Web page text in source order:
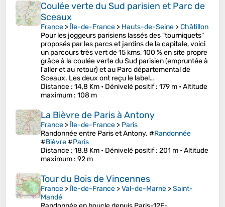
Coulée verte du Sud parisien et Parc de
Sceaux
France >Île-de-France > Hauts-de-Seine >Châtillon
Pour les joggeurs parisiens lassés des "tourniquets"
proposés par les parcs et jardins de la capitale, voici
un parcours très vert de 15 kms, 100 % en site propre
grâce à la coulée verte du Sud parisien (empruntée à
l'aller et au retour) et au Parc départemental de
Sceaux. Les deux ont reçu le label…
Distance : 14,8 Km • Dénivelé positif: 179 m •Altitude
maximum : 108 m
La Bièvre de Paris à Antony
France >Île-de-France > Paris
Randonnée entre Paris et Antony. #Randonnée
#Bièvre#Paris
Distance : 18,8 Km • Dénivelé positif: 201 m •Altitude
maximum : 92 m
Tour du Bois de Vincennes
France >Île-de-France >Val-de-Marne >Saint-
Mandé